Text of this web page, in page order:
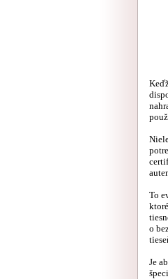
To
o
Je